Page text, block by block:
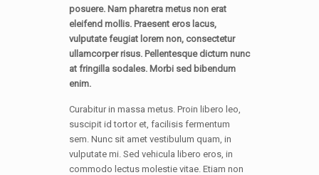
posuere. Nam pharetra metus non erat
eleifend mollis. Praesent eros lacus,
vulputate feugiat lorem non, consectetur
ullamcorper risus. Pellentesque dictum nunc
at fringilla sodales. Morbi sed bibendum
enim.
Curabitur in massa metus. Proin libero leo,
suscipit id tortor et, facilisis fermentum
sem. Nunc sit amet vestibulum quam, in
vulputate mi. Sed vehicula libero eros, in
commodo lectus molestie vitae. Etiam non